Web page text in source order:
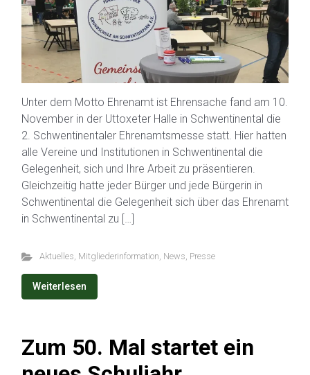
Unter dem Motto Ehrenamt ist Ehrensache fand am 10.
November in der Uttoxeter Halle in Schwentinental die
2. Schwentinentaler Ehrenamtsmesse statt. Hier hatten
alle Vereine und Institutionen in Schwentinental die
Gelegenheit, sich und Ihre Arbeit zu präsentieren.
Gleichzeitig hatte jeder Bürger und jede Bürgerin in
Schwentinental die Gelegenheit sich über das Ehrenamt
in Schwentinental zu […]
Aktuelles, Mitgliederinformation, News, Presse
Weiterlesen
Zum 50. Mal startet ein